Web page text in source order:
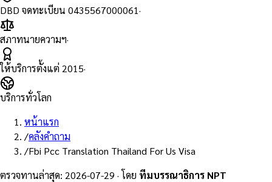
DBD จดทะเบียน 0435567000061·
สภาทนายความฯ·
ให้บริการตั้งแต่ 2015·
บริการทั่วโลก
หน้าแรก
/คลังคำถาม
/Fbi Pcc Translation Thailand For Us Visa
ตรวจทานล่าสุด: 2026-07-29 · โดย ทีมบรรณาธิการ NPT